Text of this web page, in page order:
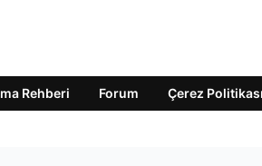
Rehberi Forum Çerez Politikası